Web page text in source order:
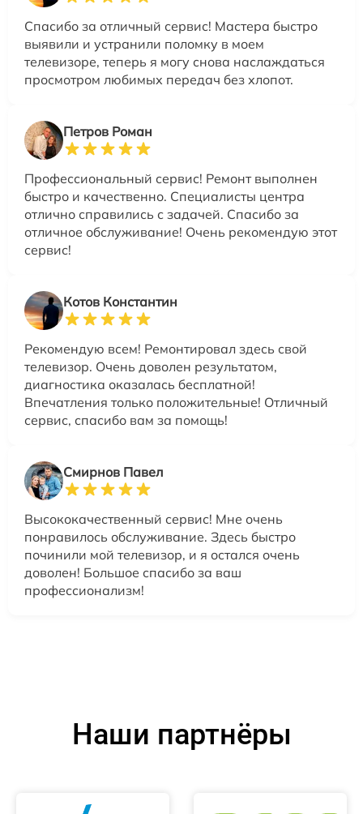
Спасибо за отличный сервис! Мастера быстро
выявили и устранили поломку в моем
телевизоре, теперь я могу снова наслаждаться
просмотром любимых передач без хлопот.
Петров Роман
Профессиональный сервис! Ремонт выполнен
быстро и качественно. Специалисты центра
отлично справились с задачей. Спасибо за
отличное обслуживание! Очень рекомендую этот
сервис!
Котов Константин
Рекомендую всем! Ремонтировал здесь свой
телевизор. Очень доволен результатом,
диагностика оказалась бесплатной!
Впечатления только положительные! Отличный
сервис, спасибо вам за помощь!
Смирнов Павел
Высококачественный сервис! Мне очень
понравилось обслуживание. Здесь быстро
починили мой телевизор, и я остался очень
доволен! Большое спасибо за ваш
профессионализм!
Наши партнёры